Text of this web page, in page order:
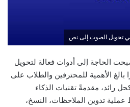
الحاجة إلى أدوات فعالة لتحويل
الأهمية للمحترفين والطلاب على
رائد، مقدمةً تقنيات الذكاء
تدوين الملاحظات، النسخ،